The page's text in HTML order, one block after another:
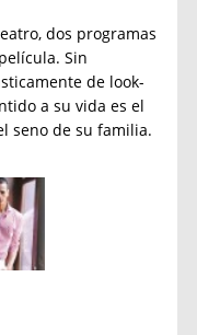
dos programas
Sin
de look-
a su vida es el
seno de su familia.